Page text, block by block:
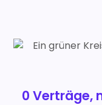
0 Verträge,